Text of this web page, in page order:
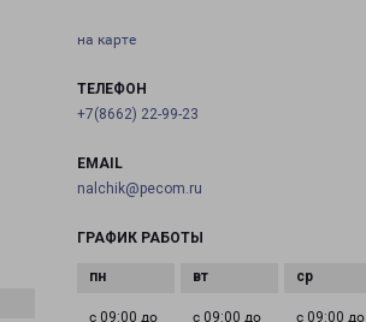
на карте
ТЕЛЕФОН
+7(8662) 22-99-23
EMAIL
nalchik@pecom.ru
ГРАФИК РАБОТЫ
с 09:00 до с 09:00 до с 09:00 до